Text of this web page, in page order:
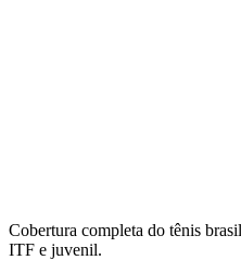
Cobertura completa do tênis
ITF e juvenil.